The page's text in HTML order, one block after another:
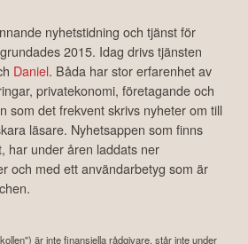
nyhetstidning och tjänst för
2015. Idag drivs tjänsten
Daniel. Båda har stor erfarenhet av
privatekonomi, företagande och
som det frekvent skrivs nyheter om till
läsare. Nyhetsappen som finns
har under åren laddats ner
och med ett användarbetyg som är
är inte finansiella rådgivare, står inte under